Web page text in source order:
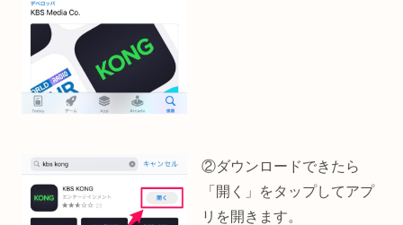
②ダウンロードできたら
「開く」をタップしてアプ
リを開きます。